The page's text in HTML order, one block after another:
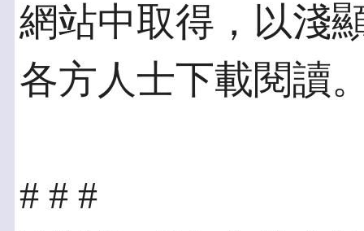
網站中取得，以淺
各方人士下載閱讀
# # #